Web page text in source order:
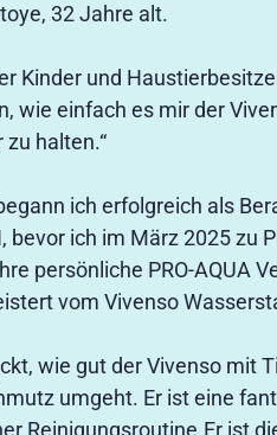
32 Jahre alt.
Kinder und
wie einfach es mir der
halten.“
ich erfolgreich als
bevor ich im März 2025 zu
persönliche PRO-AQUA
vom Vivenso
wie gut der Vivenso mit
umgeht. Er ist eine
Reinigungsroutine.Er ist